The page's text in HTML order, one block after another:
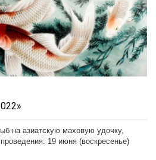
на азиатскую маховую удочку,
19 июня (воскресенье)